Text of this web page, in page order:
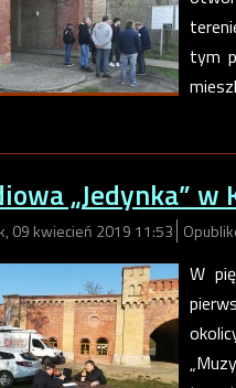
tym
„Jedynka” w
09 kwiecień 2019 11:53
W